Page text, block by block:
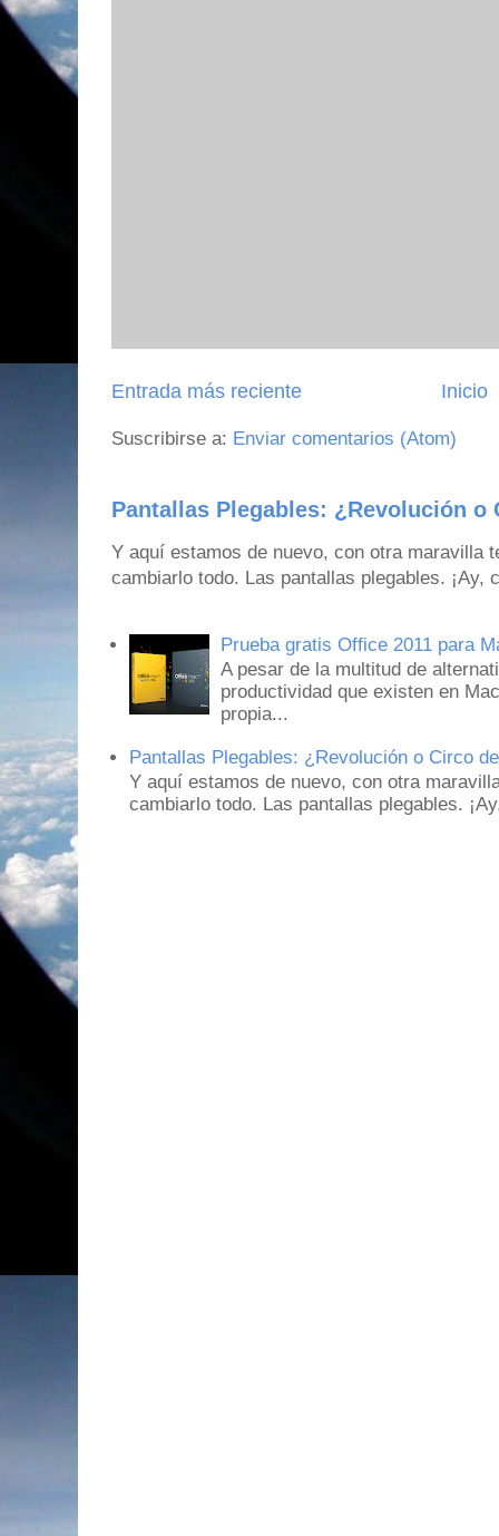
Entrada más reciente Inicio
Suscribirse a: Enviar comentarios (Atom)
Pantallas Plegables: ¿Revolución o
Y aquí estamos de nuevo, con otra maravilla
cambiarlo todo. Las pantallas plegables. ¡Ay,
Prueba gratis Office 2011 para
A pesar de la multitud de
productividad que existen en
propia...
Pantallas Plegables: ¿Revolución o Circo
Y aquí estamos de nuevo, con otra
cambiarlo todo. Las pantallas plegables.